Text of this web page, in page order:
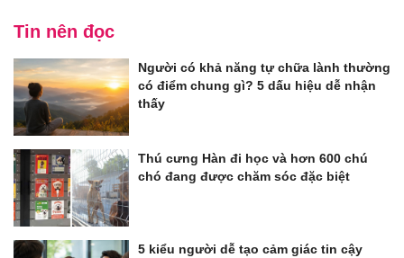
Tin nên đọc
Người có khả năng tự chữa lành thường
có điểm chung gì? 5 dấu hiệu dễ nhận
thấy
Thú cưng Hàn đi học và hơn 600 chú
chó đang được chăm sóc đặc biệt
5 kiểu người dễ tạo cảm giác tin cậy